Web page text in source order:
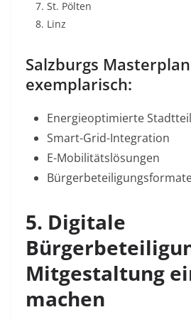
St. Pölten
Linz
Salzburgs
exemplarisch:
Energieoptimierte
Smart-Grid-Integration
E-Mobilitätslösungen
5. Digitale
Mitgestaltung
machen